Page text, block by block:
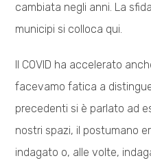
cambiata negli anni. La
municipi si colloca qui.
Il COVID ha accelerato
facevamo fatica a
precedenti si è parlato ad
nostri spazi, il postumano
indagato o, alle volte,